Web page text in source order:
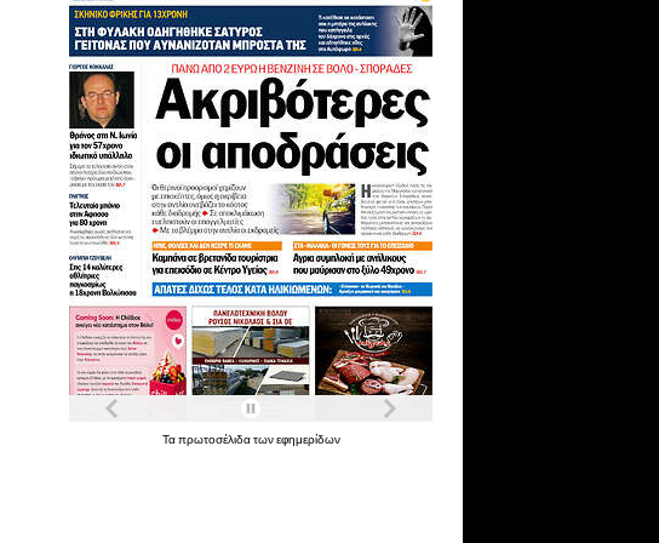
Ταπρωτοσέλιδατωνεφημερίδων